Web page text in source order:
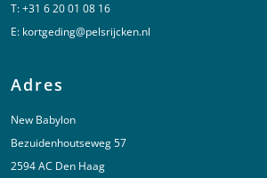
T:+31 6 20 01 08 16
E: kortgeding@pelsrijcken.nl
Adres
New Babylon
Bezuidenhoutseweg 57
2594 AC Den Haag